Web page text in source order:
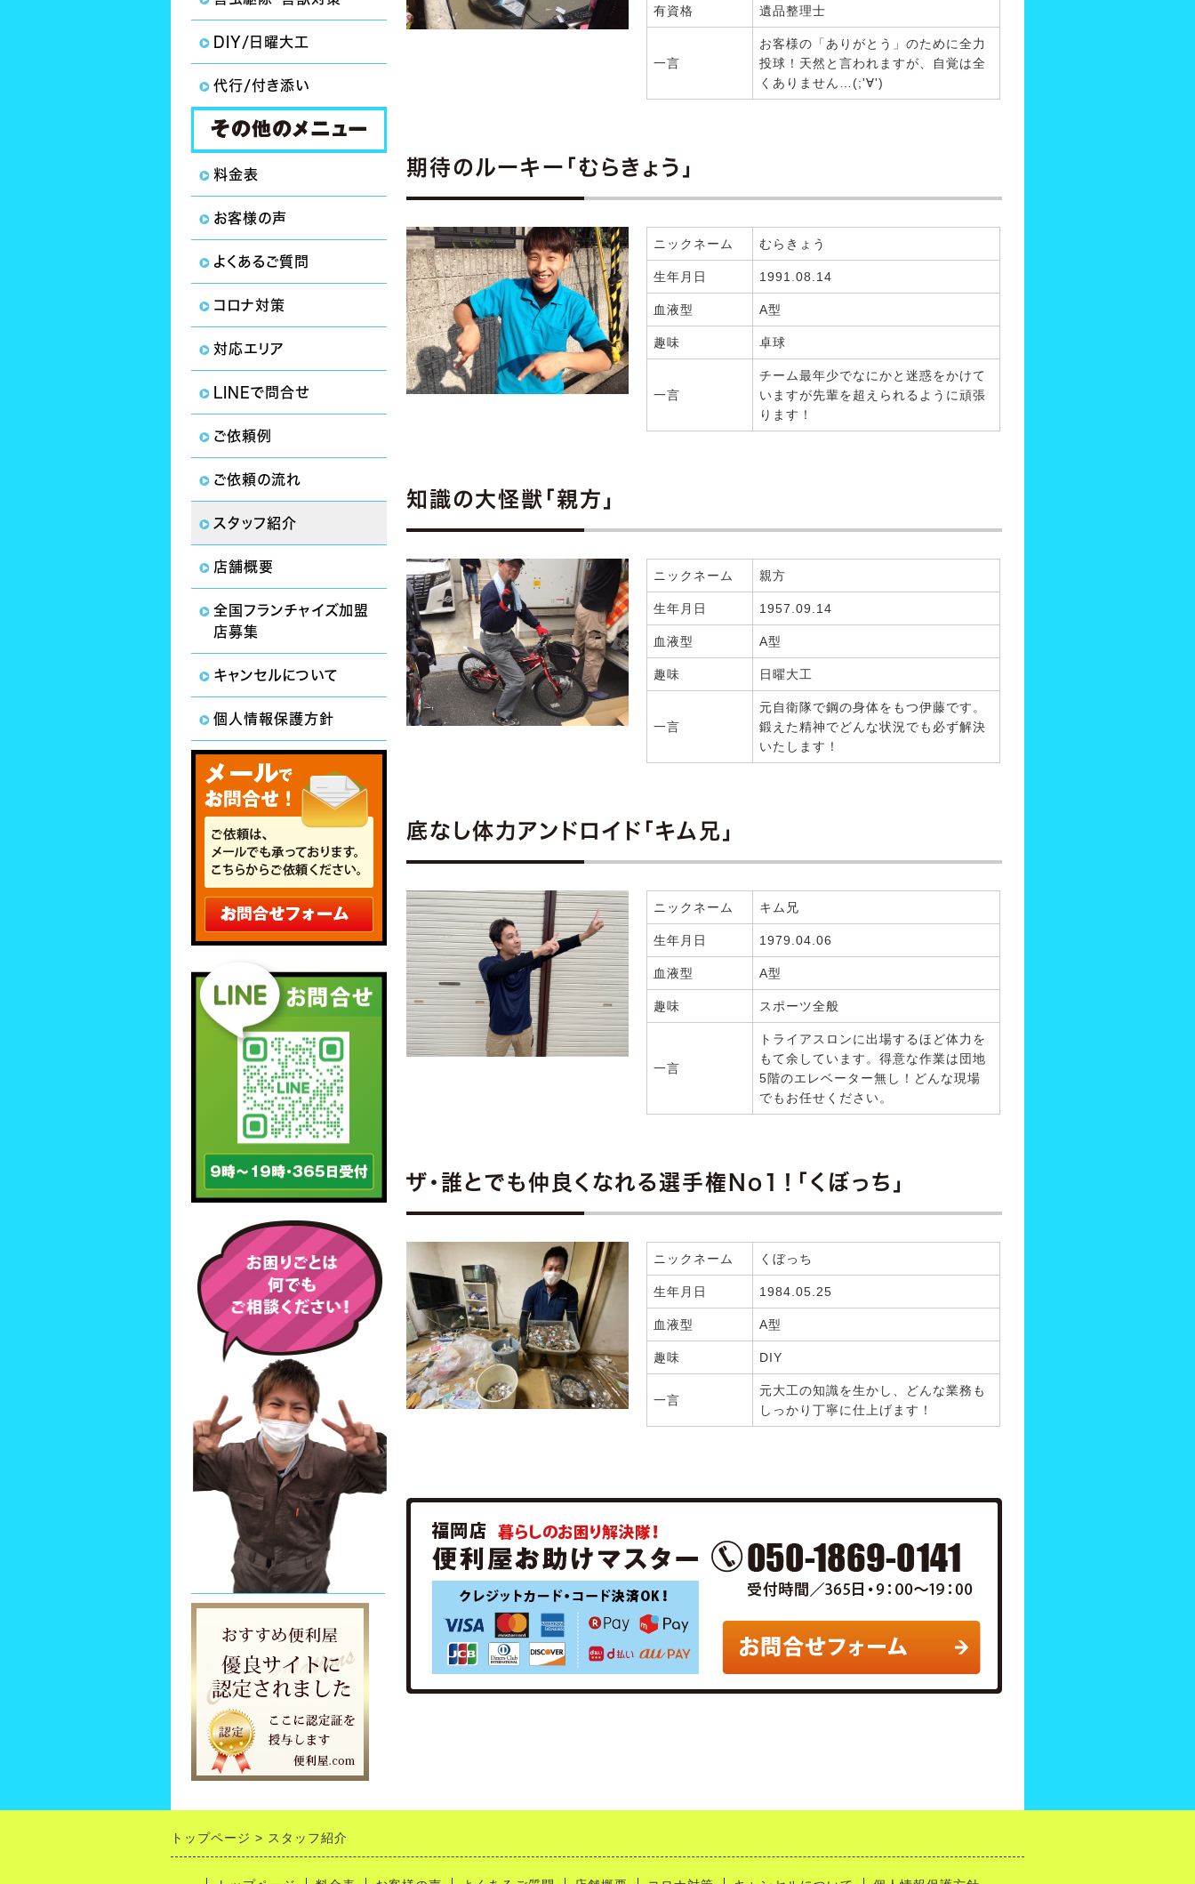
DIY/日曜大工
代行/付き添い
料金表
お客様の声
よくあるご質問
コロナ対策
対応エリア
LINEで問合せ
ご依頼例
ご依頼の流れ
スタッフ紹介
店舗概要
全国フランチャイズ加盟
店募集
キャンセルについて
個人情報保護方針
有資格 遺品整理士
一言
お客様の「ありがとう」のために全力
投球！天然と言われますが、自覚は全
くありません…(;'∀')
期待のルーキー「むらきょう」
ニックネーム むらきょう
生年月日 1991.08.14
血液型 A型
趣味 卓球
一言
チーム最年少でなにかと迷惑をかけて
いますが先輩を超えられるように頑張
ります！
知識の大怪獣「親方」
ニックネーム 親方
生年月日 1957.09.14
血液型 A型
趣味 日曜大工
一言
元自衛隊で鋼の身体をもつ伊藤です。
鍛えた精神でどんな状況でも必ず解決
いたします！
底なし体力アンドロイド「キム兄」
ニックネーム キム兄
生年月日 1979.04.06
血液型 A型
趣味 スポーツ全般
一言
トライアスロンに出場するほど体力を
もて余しています。得意な作業は団地
5階のエレベーター無し！どんな現場
でもお任せください。
ザ・誰とでも仲良くなれる選手権No1！「くぼっち」
ニックネーム くぼっち
生年月日 1984.05.25
血液型 A型
趣味 DIY
一言
元大工の知識を生かし、どんな業務も
しっかり丁寧に仕上げます！
トップページ スタッフ紹介